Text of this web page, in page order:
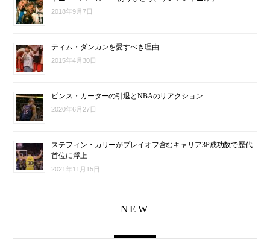
2018年9月7日
ティム・ダンカンを愛すべき理由
2015年4月30日
ビンス・カーターの引退とNBAのリアクション
2020年6月27日
ステフィン・カリーがプレイオフ含むキャリア3P成功数で歴代
首位に浮上
2021年11月15日
NEW